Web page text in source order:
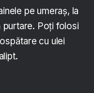
pe umeraș, la
purtare. Poți folosi
cu ulei